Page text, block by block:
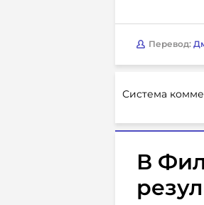
Перевод:
Система
В